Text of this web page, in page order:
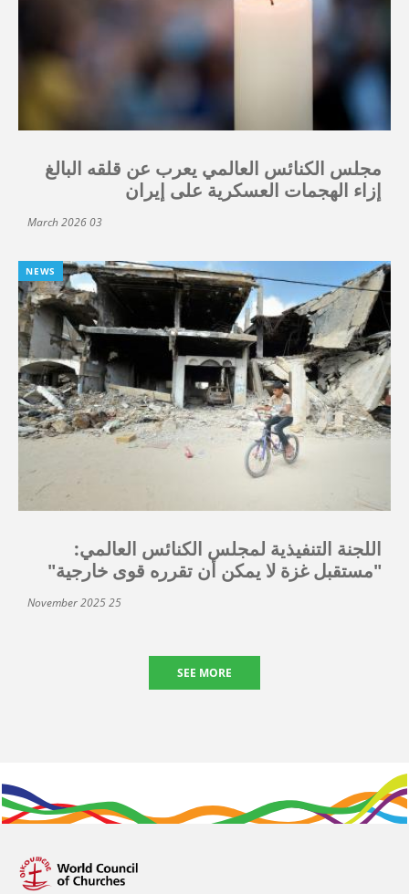
مجلس الكنائس العالمي يعرب عن قلقه البالغ
إزاء الهجمات العسكرية على إيران
03 March 2026
NEWS
اللجنة التنفيذية لمجلس الكنائس العالمي:
"مستقبل غزة لا يمكن أن تقرره قوى خارجية"
25 November 2025
SEE MORE